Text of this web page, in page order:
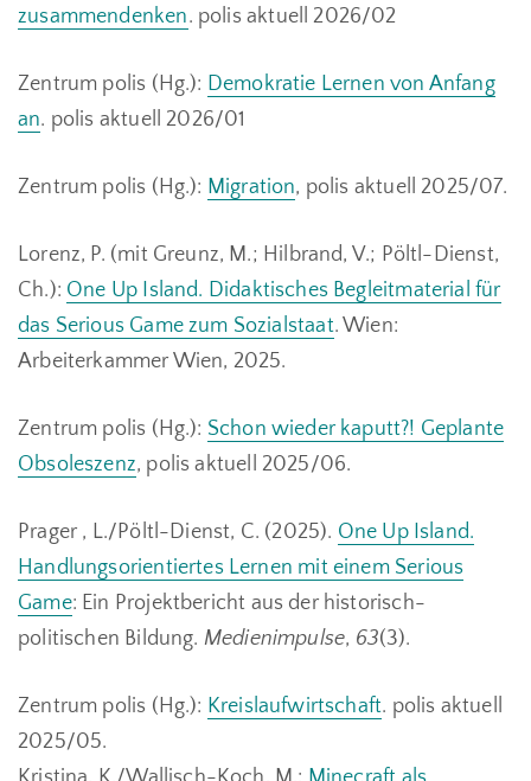
zusammendenken. polis aktuell 2026/02
Zentrum polis (Hg.): Demokratie Lernen von Anfang
an. polis aktuell 2026/01
Zentrum polis (Hg.): Migration, polis aktuell 2025/07.
Lorenz, P. (mit Greunz, M.; Hilbrand, V.; Pöltl-Dienst,
Ch.): One Up Island. Didaktisches Begleitmaterial für
das Serious Game zum Sozialstaat. Wien:
Arbeiterkammer Wien, 2025.
Zentrum polis (Hg.): Schon wieder kaputt?! Geplante
Obsoleszenz, polis aktuell 2025/06.
Prager , L./Pöltl-Dienst, C. (2025). One Up Island.
Handlungsorientiertes Lernen mit einem Serious
Game: Ein Projektbericht aus der historisch-
politischen Bildung. Medienimpulse, 63(3).
Zentrum polis (Hg.): Kreislaufwirtschaft. polis aktuell
2025/05.